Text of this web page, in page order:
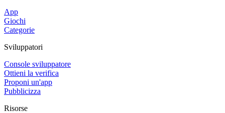
App
Giochi
Categorie
Sviluppatori
Console sviluppatore
Ottieni la verifica
Proponi un'app
Pubblicizza
Risorse